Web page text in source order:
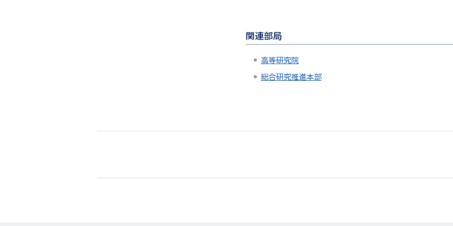
関連部局
高等研究院
総合研究推進本部